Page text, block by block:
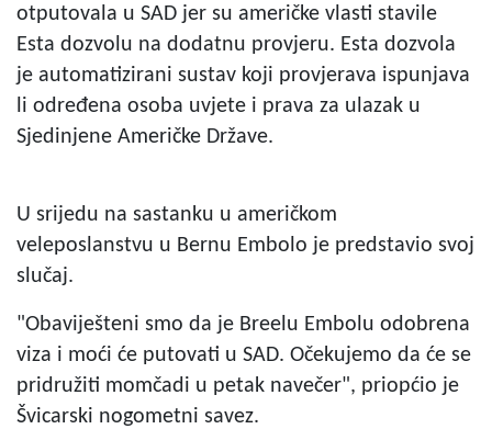
otputovala u SAD jer su američke vlasti stavile
Esta dozvolu na dodatnu provjeru. Esta dozvola
je automatizirani sustav koji provjerava ispunjava
li određena osoba uvjete i prava za ulazak u
Sjedinjene Američke Države.
U srijedu na sastanku u američkom
veleposlanstvu u Bernu Embolo je predstavio svoj
slučaj.
"Obaviješteni smo da je Breelu Embolu odobrena
viza i moći će putovati u SAD. Očekujemo da će se
pridružiti momčadi u petak navečer", priopćio je
Švicarski nogometni savez.